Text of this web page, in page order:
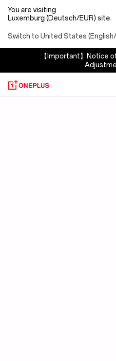
You are visiting
Luxemburg (Deutsch/EUR) site.
Switch to United States
【Important】Notice